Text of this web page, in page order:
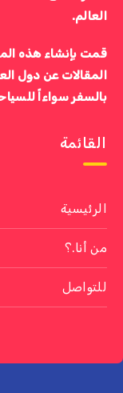
العالم.
قمت بإنشاء هذه
المقالات عن دول
بالسفر سواءاً
القائمة
الرئيسية
من أنا.؟
للتواصل